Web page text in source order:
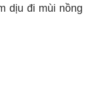
dịu đi mùi nồng